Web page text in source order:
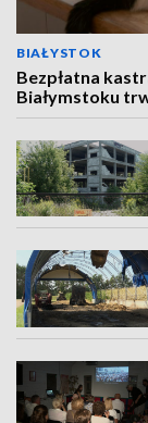
BIAŁYSTOK
Bezpłatna
Białymstoku